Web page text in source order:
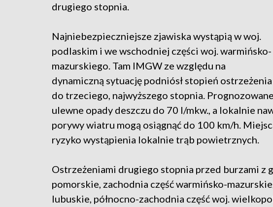
drugiego stopnia.
Najniebezpieczniejsze zjawiska wystąpią w woj.
podlaskim i we wschodniej części woj. warmińsko-
mazurskiego. Tam IMGW ze względu na
dynamiczną sytuację podniósł stopień ostrzeżenia
do trzeciego, najwyższego stopnia.
ulewne opady deszczu do 70 l/mkw., a lokalnie
porywy wiatru mogą osiągnąć do 100 km/h.
ryzyko wystąpienia lokalnie trąb powietrznych.
Ostrzeżeniami drugiego stopnia przed burzami z
pomorskie, zachodnia część warmińsko-
lubuskie, północno-zachodnia część woj.